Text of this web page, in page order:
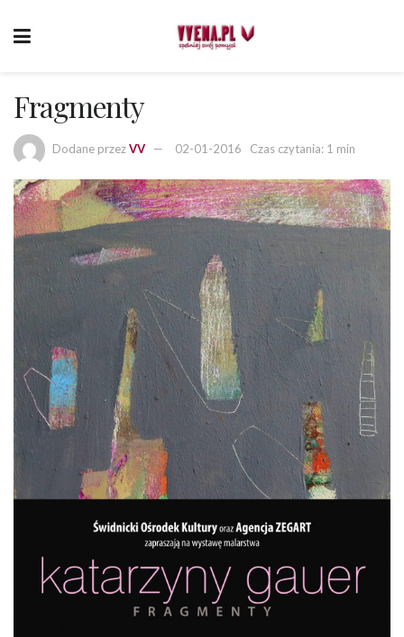
Fragmenty
Dodane przezVV 02-01-2016 Czas czytania: 1 min